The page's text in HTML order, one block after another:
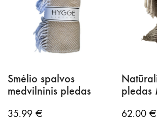
Smėlio spalvos
medvilninis pledas
35.99 €
pledas
62.00 €